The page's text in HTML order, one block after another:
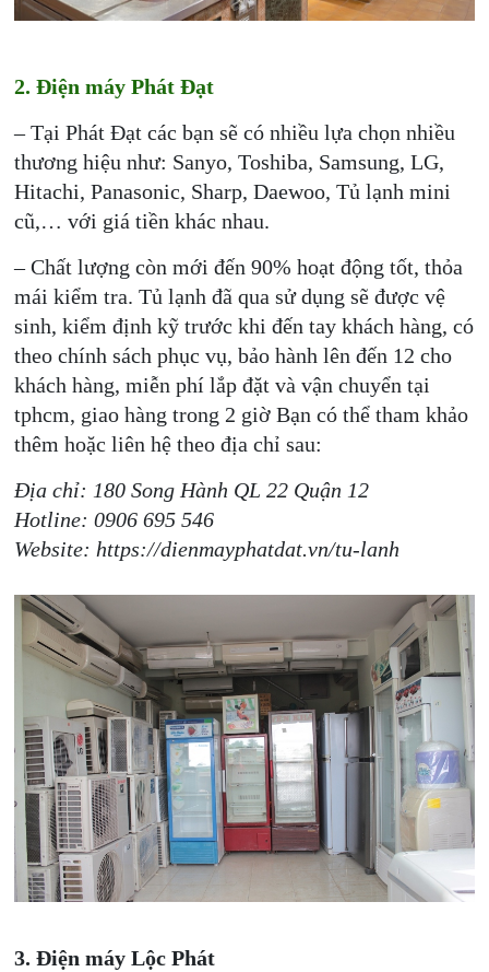
2. Điện máy Phát Đạt
– Tại Phát Đạt các bạn sẽ có nhiều lựa chọn nhiều
thương hiệu như: Sanyo, Toshiba, Samsung, LG,
Hitachi, Panasonic, Sharp, Daewoo, Tủ lạnh mini
cũ,… với giá tiền khác nhau.
– Chất lượng còn mới đến 90% hoạt động tốt, thỏa
mái kiểm tra. Tủ lạnh đã qua sử dụng sẽ được vệ
sinh, kiểm định kỹ trước khi đến tay khách hàng, có
theo chính sách phục vụ, bảo hành lên đến 12 cho
khách hàng, miễn phí lắp đặt và vận chuyển tại
tphcm, giao hàng trong 2 giờ Bạn có thể tham khảo
thêm hoặc liên hệ theo địa chỉ sau:
Địa chỉ: 180 Song Hành QL 22 Quận 12
Hotline: 0906 695 546
Website: https://dienmayphatdat.vn/tu-lanh
3. Điện máy Lộc Phát